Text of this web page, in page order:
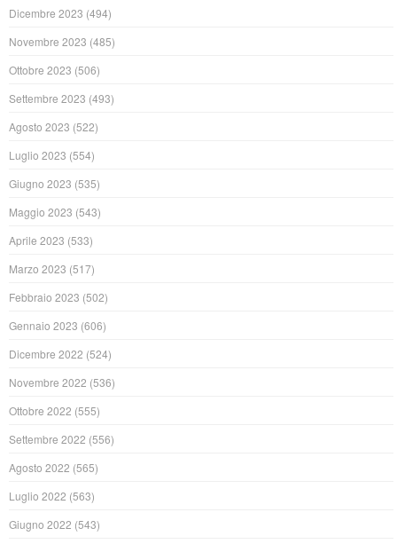
Dicembre 2023 (494)
Novembre 2023 (485)
Ottobre 2023 (506)
Settembre 2023 (493)
Agosto 2023 (522)
Luglio 2023 (554)
Giugno 2023 (535)
Maggio 2023 (543)
Aprile 2023 (533)
Marzo 2023 (517)
Febbraio 2023 (502)
Gennaio 2023 (606)
Dicembre 2022 (524)
Novembre 2022 (536)
Ottobre 2022 (555)
Settembre 2022 (556)
Agosto 2022 (565)
Luglio 2022 (563)
Giugno 2022 (543)